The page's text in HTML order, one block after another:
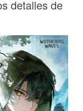
detalles de